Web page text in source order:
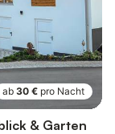
ab 30 € pro Nacht
& Garten